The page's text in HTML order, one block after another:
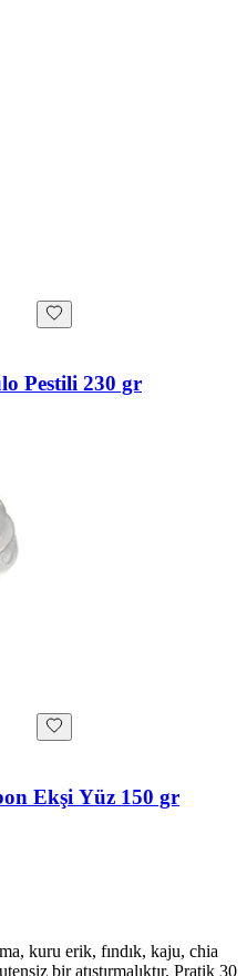
Pestili 230 gr
Ekşi Yüz 150 gr
kuru erik, fındık, kaju, chia
bir atıştırmalıktır. Pratik 30